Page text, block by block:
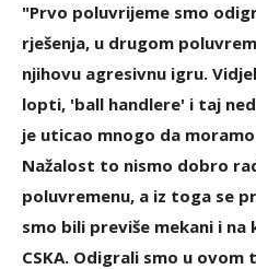
"Prvo poluvrijeme smo
rješenja, u drugom
njihovu agresivnu igru.
lopti, 'ball handlere' i taj
je uticao mnogo da
Nažalost to nismo dobro
poluvremenu, a iz toga se
smo bili previše mekani i na
CSKA. Odigrali smo u